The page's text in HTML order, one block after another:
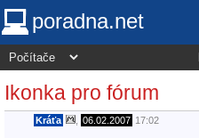
poradna.net
Ikonka pro fórum
Kráťa 06.02.2007 17:02